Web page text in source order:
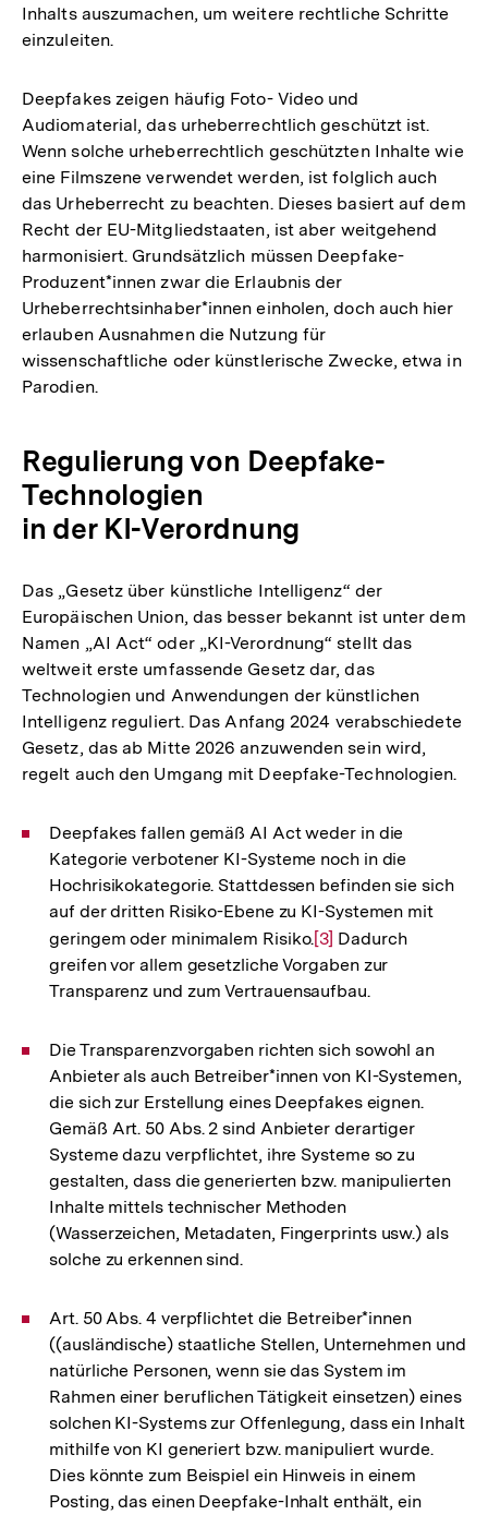
Inhalts auszumachen, um weitere rechtliche Schritte
einzuleiten.
Deepfakes zeigen häufig Foto- Video und
Audiomaterial, das urheberrechtlich geschützt ist.
Wenn solche urheberrechtlich geschützten Inhalte wie
eine Filmszene verwendet werden, ist folglich auch
das Urheberrecht zu beachten. Dieses basiert auf dem
Recht der EU-Mitgliedstaaten, ist aber weitgehend
harmonisiert. Grundsätzlich müssen Deepfake-
Produzent*innen zwar die Erlaubnis der
Urheberrechtsinhaber*innen einholen, doch auch hier
erlauben Ausnahmen die Nutzung für
wissenschaftliche oder künstlerische Zwecke, etwa in
Parodien.
Regulierung von Deepfake-
Technologien
in der KI-Verordnung
Das „Gesetz über künstliche Intelligenz“ der
Europäischen Union, das besser bekannt ist unter dem
Namen „AI Act“ oder „KI-Verordnung“ stellt das
weltweit erste umfassende Gesetz dar, das
Technologien und Anwendungen der künstlichen
Intelligenz reguliert. Das Anfang 2024 verabschiedete
Gesetz, das ab Mitte 2026 anzuwenden sein wird,
regelt auch den Umgang mit Deepfake-Technologien.
Deepfakes fallen gemäß AI Act weder in die
Kategorie verbotener KI-Systeme noch in die
Hochrisikokategorie. Stattdessen befinden sie sich
auf der dritten Risiko-Ebene zu KI-Systemen mit
geringem oder minimalem Risiko.Zur
Auflösung
der
[3] Dadurch
greifen vor allem gesetzliche Vorgaben zur
Transparenz und zum Vertrauensaufbau.
Die Transparenzvorgaben richten sich sowohl an
Anbieter als auch Betreiber*innen von KI-Systemen,
die sich zur Erstellung eines Deepfakes eignen.
Gemäß Art. 50 Abs. 2 sind Anbieter derartiger
Systeme dazu verpflichtet, ihre Systeme so zu
gestalten, dass die generierten bzw. manipulierten
Inhalte mittels technischer Methoden
(Wasserzeichen, Metadaten, Fingerprints usw.) als
solche zu erkennen sind.
Art. 50 Abs. 4 verpflichtet die Betreiber*innen
((ausländische) staatliche Stellen, Unternehmen und
natürliche Personen, wenn sie das System im
Rahmen einer beruflichen Tätigkeit einsetzen) eines
solchen KI-Systems zur Offenlegung, dass ein Inhalt
mithilfe von KI generiert bzw. manipuliert wurde.
Dies könnte zum Beispiel ein Hinweis in einem
Posting, das einen Deepfake-Inhalt enthält, ein